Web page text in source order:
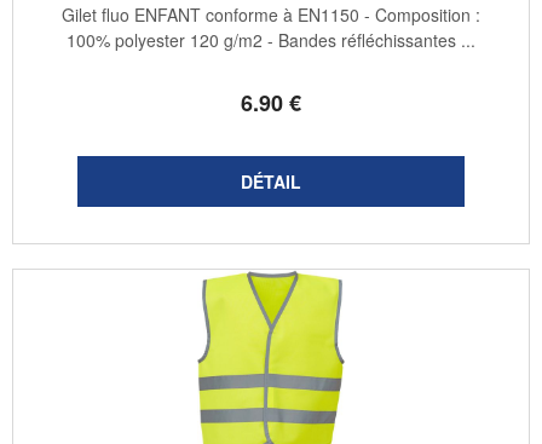
6.90€
Gilet fluo ENFANT conforme à EN1150 - Composition :
100% polyester 120 g/m2 - Bandes réfléchissantes ...